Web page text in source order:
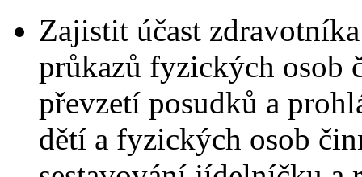
Zajistit účast
průkazů fyzických osob
převzetí posudků a
dětí a fyzických osob